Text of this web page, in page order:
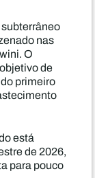
nas
O
de
primeiro
está
de 2026,
para pouco